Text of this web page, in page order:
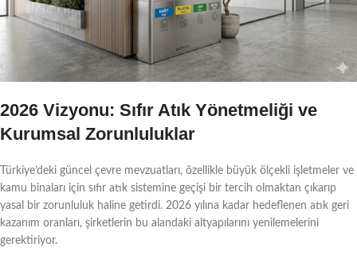
2026 Vizyonu: Sıfır Atık Yönetmeliği ve
Kurumsal Zorunluluklar
Türkiye’deki güncel çevre mevzuatları, özellikle büyük ölçekli işletmeler ve
kamu binaları için sıfır atık sistemine geçişi bir tercih olmaktan çıkarıp
yasal bir zorunluluk haline getirdi. 2026 yılına kadar hedeflenen atık geri
kazanım oranları, şirketlerin bu alandaki altyapılarını yenilemelerini
gerektiriyor.